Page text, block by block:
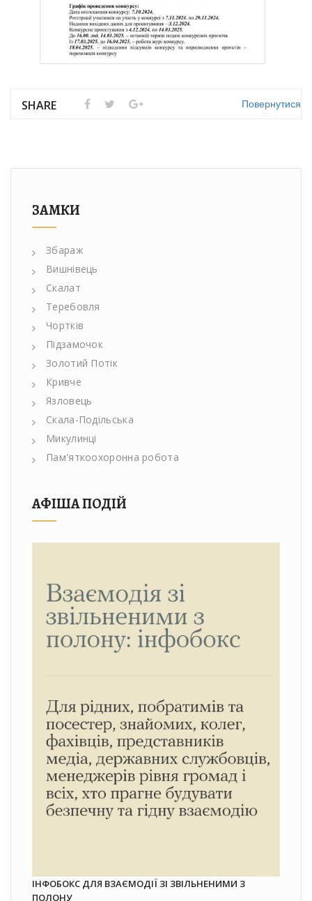
SHARE Повернутися
ЗАМКИ
Збараж
Вишнівець
Скалат
Теребовля
Чортків
Підзамочок
Золотий Потік
Кривче
Язловець
Скала-Подільська
Микулинці
Пам'яткоохоронна робота
АФІША ПОДІЙ
ІНФОБОКС ДЛЯ ВЗАЄМОДІЇ ЗІ ЗВІЛЬНЕНИМИ З
ПОЛОНУ